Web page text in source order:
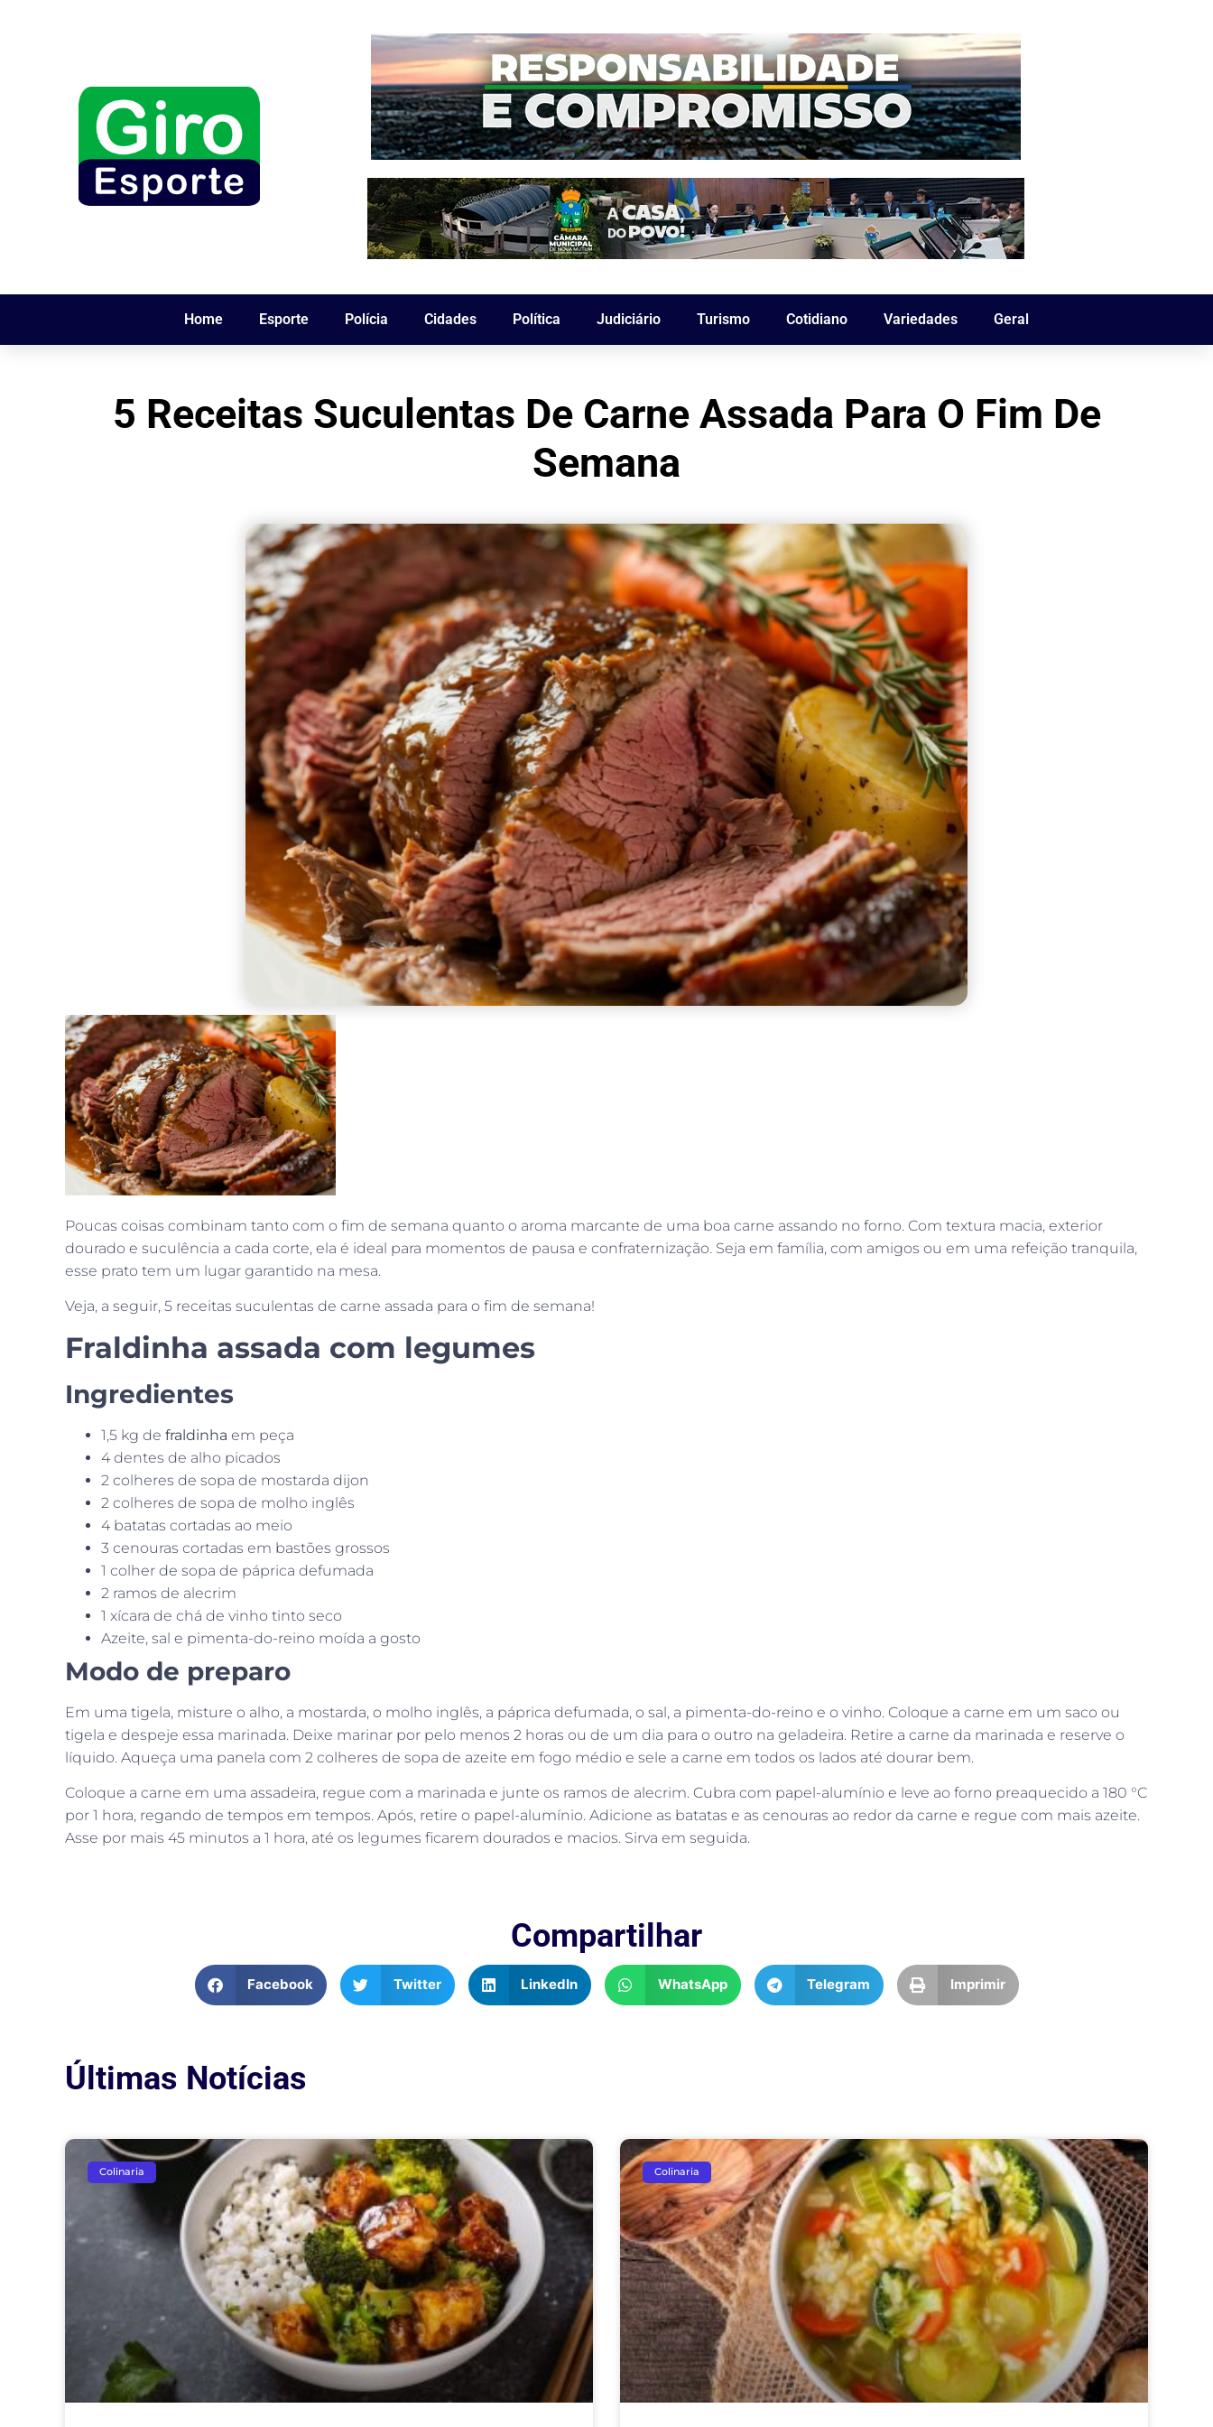
Home Esporte Polícia Cidades Política Judiciário Turismo Cotidiano Variedades Geral
5 Receitas Suculentas De Carne Assada Para O Fim De
Semana
Poucas coisas combinam tanto com o fim de semana quanto o aroma marcante de uma boa carne assando no forno. Com textura macia, exterior
dourado e suculência a cada corte, ela é ideal para momentos de pausa e confraternização. Seja em família, com amigos ou em uma refeição tranquila,
esse prato tem um lugar garantido na mesa.
Veja, a seguir, 5 receitas suculentas de carne assada para o fim de semana!
Fraldinha assada com legumes
Ingredientes
1,5 kg de fraldinha em peça
4 dentes de alho picados
2 colheres de sopa de mostarda dijon
2 colheres de sopa de molho inglês
4 batatas cortadas ao meio
3 cenouras cortadas em bastões grossos
1 colher de sopa de páprica defumada
2 ramos de alecrim
1 xícara de chá de vinho tinto seco
Azeite, sal e pimenta-do-reino moída a gosto
Modo de preparo
Em uma tigela, misture o alho, a mostarda, o molho inglês, a páprica defumada, o sal, a pimenta-do-reino e o vinho. Coloque a carne em um saco ou
tigela e despeje essa marinada. Deixe marinar por pelo menos 2 horas ou de um dia para o outro na geladeira. Retire a carne da marinada e reserve o
líquido. Aqueça uma panela com 2 colheres de sopa de azeite em fogo médio e sele a carne em todos os lados até dourar bem.
Coloque a carne em uma assadeira, regue com a marinada e junte os ramos de alecrim. Cubra com papel-alumínio e leve ao forno preaquecido a 180 °C
por 1 hora, regando de tempos em tempos. Após, retire o papel-alumínio. Adicione as batatas e as cenouras ao redor da carne e regue com mais azeite.
Asse por mais 45 minutos a 1 hora, até os legumes ficarem dourados e macios. Sirva em seguida.
Compartilhar
Facebook Twitter LinkedIn WhatsApp Telegram Imprimir
Últimas Notícias
Colinaria Colinaria